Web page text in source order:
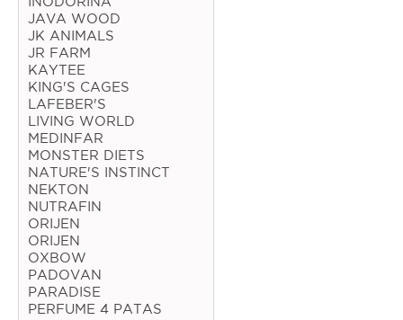
Porquinho da Índia
Chinchila
Furão
Gerbo
Degu
Hamster
Ratazana
Ouriço
Esquilo
Aves
JAVA WOOD
JK ANIMALS
JR FARM
KAYTEE
KING'S CAGES
LAFEBER'S
LIVING WORLD
MEDINFAR
MONSTER DIETS
NATURE'S INSTINCT
NEKTON
NUTRAFIN
ORIJEN
ORIJEN
OXBOW
PADOVAN
PARADISE
PERFUME 4 PATAS